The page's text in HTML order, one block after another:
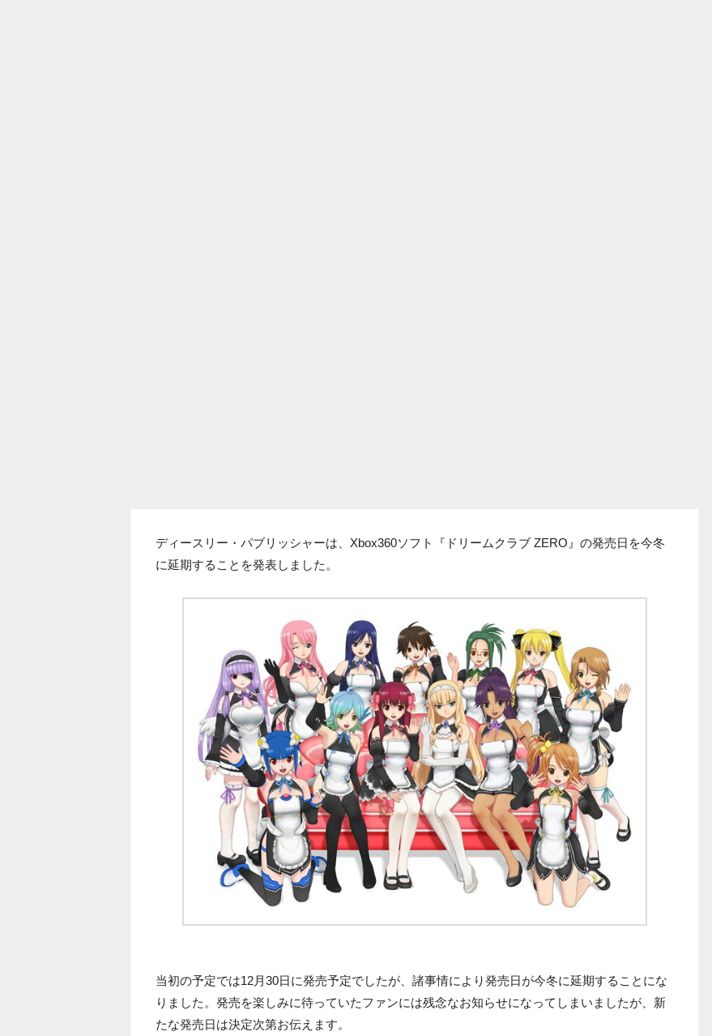
ディースリー・パブリッシャーは、Xbox360ソフト『ドリームクラブ ZERO』の発売日を今冬
に延期することを発表しました。
当初の予定では12月30日に発売予定でしたが、諸事情により発売日が今冬に延期することにな
りました。発売を楽しみに待っていたファンには残念なお知らせになってしまいましたが、新
たな発売日は決定次第お伝えます。